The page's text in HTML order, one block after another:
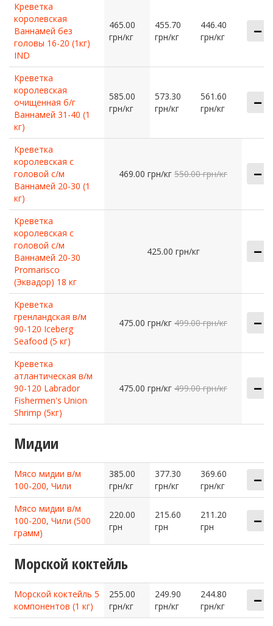
Креветка
королевская
Ваннамей без
головы 16-20 (1кг)
IND
465.00
грн/кг
455.70
грн/кг
446.40
грн/кг
Креветка
королевская
очищенная б/г
Ваннамей 31-40 (1
кг)
585.00
грн/кг
573.30
грн/кг
561.60
грн/кг
Креветка
королевская с
головой с/м
Ваннамей 20-30 (1
кг)
469.00 грн/кг 550.00 грн/кг
Креветка
королевская с
головой с/м
Ваннамей 20-30
Promarisco
(Эквадор) 18 кг
425.00 грн/кг
Креветка
гренландская в/м
90-120 Iceberg
Seafood (5 кг)
475.00 грн/кг 499.00 грн/кг
Креветка
атлантическая в/м
90-120 Labrador
Fishermen's Union
Shrimp (5кг)
475.00 грн/кг 499.00 грн/кг
Мидии
Мясо мидии в/м
100-200, Чили
385.00
грн/кг
377.30
грн/кг
369.60
грн/кг
Мясо мидии в/м
100-200, Чили (500
грамм)
220.00
грн
215.60
грн
211.20
грн
Морской коктейль
Морской коктейль 5
компонентов (1 кг)
255.00
грн/кг
249.90
грн/кг
244.80
грн/кг